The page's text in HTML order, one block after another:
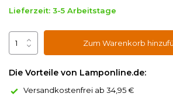
Lieferzeit: 3-5 Arbeitstage
Zum Warenkorb
Die Vorteile von Lamponline.de:
Versandkostenfrei ab 34,95 €